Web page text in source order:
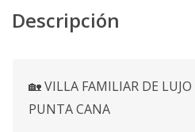
Descripción
🏡 VILLA FAMILIAR DE
PUNTA CANA